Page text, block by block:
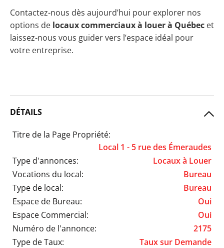
Contactez-nous dès aujourd’hui pour explorer nos
options de locaux commerciaux à louer à Québec et
laissez-nous vous guider vers l’espace idéal pour
votre entreprise.
DÉTAILS
Titre de la Page Propriété:
Local 1 - 5 rue des Émeraudes
Type d'annonces:
Locaux à Louer
Vocations du local:
Bureau
Type de local:
Bureau
Espace de Bureau:
Oui
Espace Commercial:
Oui
Numéro de l'annonce:
2175
Type de Taux:
Taux sur Demande